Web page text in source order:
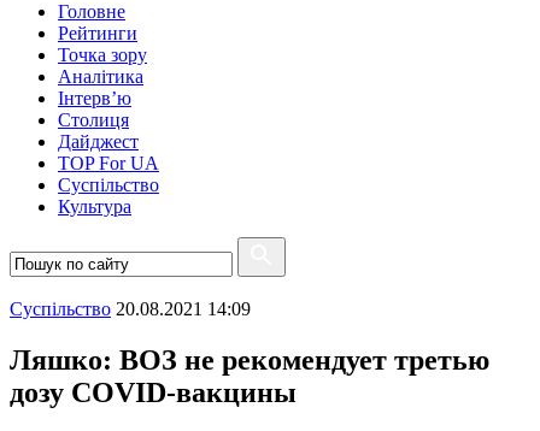
Головне
Рейтинги
Точка зору
Аналітика
Інтерв’ю
Столиця
Дайджест
TOP For UA
Суспiльство
Культура
Суспiльство 20.08.2021 14:09
Ляшко: ВОЗ не рекомендует третью
дозу COVID-вакцины